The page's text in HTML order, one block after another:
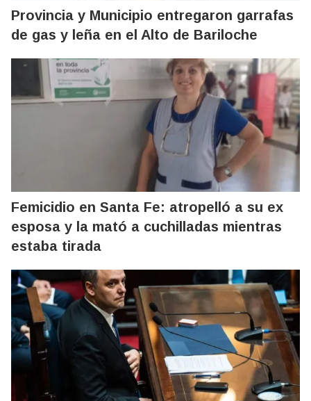
Provincia y Municipio entregaron garrafas
de gas y leña en el Alto de Bariloche
Femicidio en Santa Fe: atropelló a su ex
esposa y la mató a cuchilladas mientras
estaba tirada